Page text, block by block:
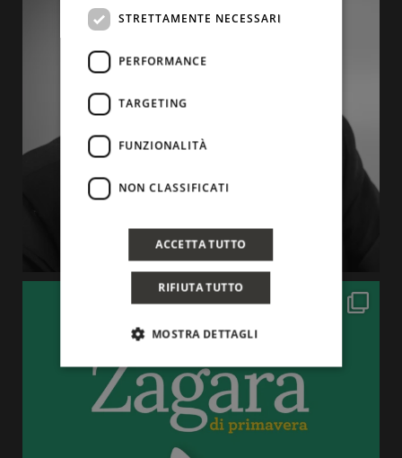
STRETTAMENTE NECESSARI
PERFORMANCE
TARGETING
FUNZIONALITÀ
NON CLASSIFICATI
ACCETTA TUTTO
RIFIUTA TUTTO
MOSTRA DETTAGLI